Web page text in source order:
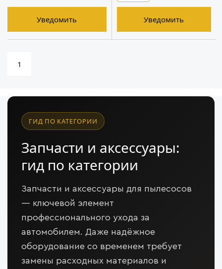
Уведомить Уведомить
1
ГИД ПО КАТЕГОРИИ
Запчасти и аксессуары:
гид по категории
Запчасти и аксессуары для пылесосов
— ключевой элемент
профессионального ухода за
автомобилем. Даже надёжное
оборудование со временем требует
замены расходных материалов и